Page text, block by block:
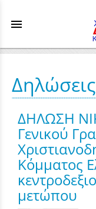
menu
Δηλώσεις
ΔΗΛΩΣΗ
Γενικού
Κόμματος
μετώπου